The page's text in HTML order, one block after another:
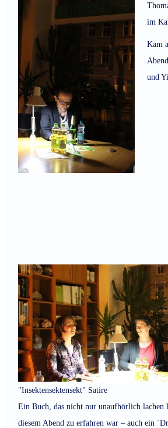
im
Kam
und
"Insektensektensekt" Satire
Ein Buch, das nicht nur unaufhörlich lachen
diesem Abend zu erfahren war – auch ein